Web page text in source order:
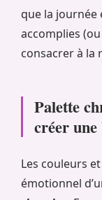
que la journée
accomplies
consacrer à la
Palette
créer
Les couleurs
émotionnel